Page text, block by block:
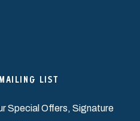
LIST
Special Offers, Signature